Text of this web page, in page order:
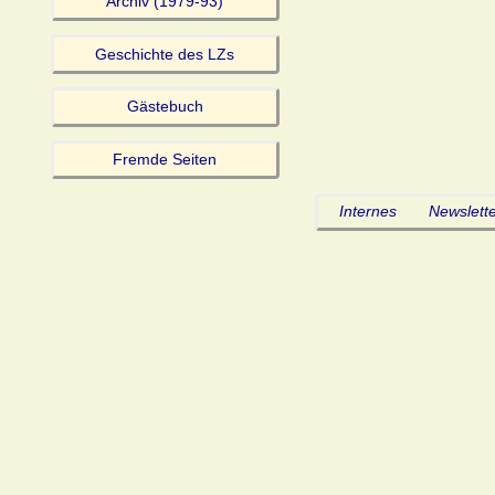
Geschichte des LZs
Gästebuch
Fremde Seiten
Internes